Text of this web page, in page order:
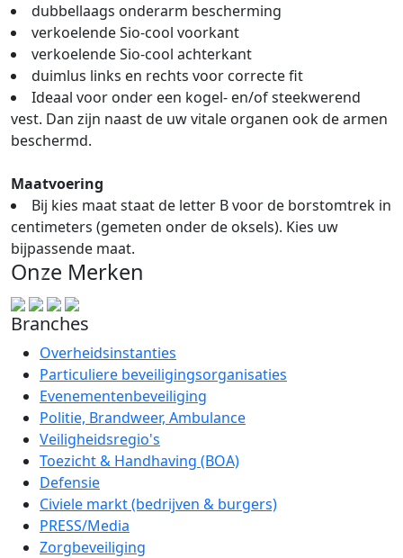
dubbellaags onderarm bescherming
verkoelende Sio-cool voorkant
verkoelende Sio-cool achterkant
duimlus links en rechts voor correcte fit
Ideaal voor onder een kogel- en/of steekwerend
vest. Dan zijn naast de uw vitale organen ook de armen
beschermd.
Maatvoering
Bij kies maat staat de letter B voor de borstomtrek in
centimeters (gemeten onder de oksels). Kies uw
bijpassende maat.
Onze Merken
Branches
Overheidsinstanties
Particuliere beveiligingsorganisaties
Evenementenbeveiliging
Politie, Brandweer, Ambulance
Veiligheidsregio's
Toezicht & Handhaving (BOA)
Defensie
Civiele markt (bedrijven & burgers)
PRESS/Media
Zorgbeveiliging